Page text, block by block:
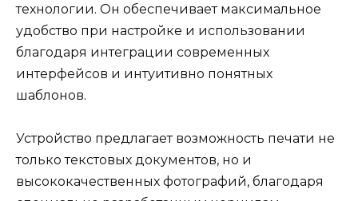
технологии. Он обеспечивает максимальное
удобство при настройке и использовании
благодаря интеграции современных
интерфейсов и интуитивно понятных
шаблонов.
Устройство предлагает возможность печати не
только текстовых документов, но и
высококачественных фотографий, благодаря